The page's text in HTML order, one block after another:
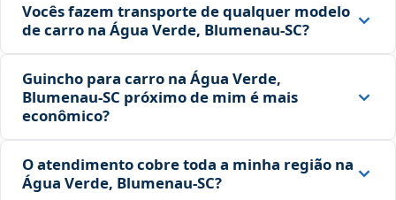
Vocês fazem transporte de qualquer modelo
de carro na Água Verde, Blumenau‑SC?
Guincho para carro na Água Verde,
Blumenau‑SC próximo de mim é mais
econômico?
O atendimento cobre toda a minha região na
Água Verde, Blumenau‑SC?